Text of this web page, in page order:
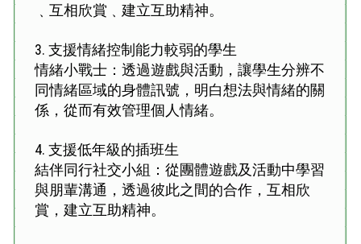
﹑互相欣賞﹑建立互助精神。
3. 支援情緒控制能力較弱的學生
情緒小戰士：透過遊戲與活動，讓學生分辨不
同情緒區域的身體訊號，明白想法與情緒的關
係，從而有效管理個人情緒。
4. 支援低年級的插班生
結伴同行社交小組：從團體遊戲及活動中學習
與朋輩溝通，透過彼此之間的合作，互相欣
賞，建立互助精神。